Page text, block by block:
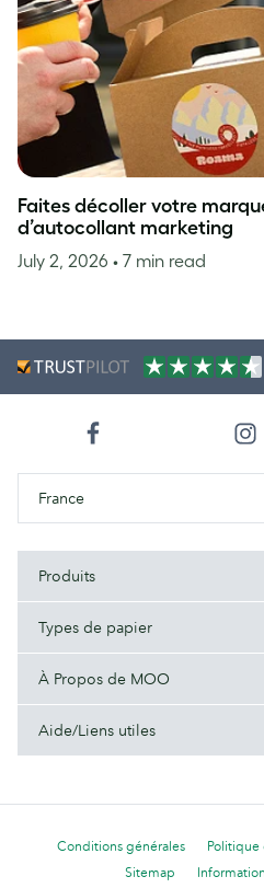
Faites décoller votre
d’autocollant marketing
July 2, 2026 • 7 min read
France
Produits
Types de papier
À Propos de MOO
Aide/Liens utiles
Conditions générales
Sitemap